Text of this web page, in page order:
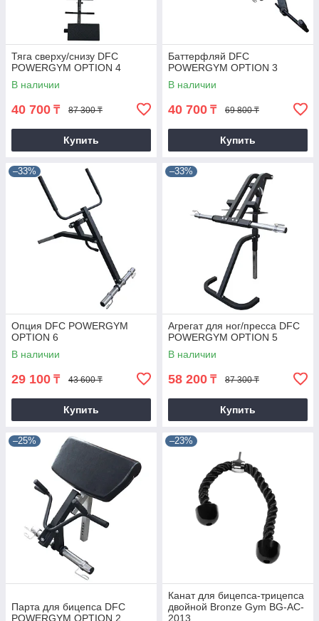
Тяга сверху/снизу DFC
POWERGYM OPTION 4
В наличии
40 700 ₸ 87 300 ₸
Купить
Баттерфляй DFC
POWERGYM OPTION 3
В наличии
40 700 ₸ 69 800 ₸
Купить
–33%
Опция DFC POWERGYM
OPTION 6
В наличии
29 100 ₸ 43 600 ₸
Купить
–33%
Агрегат для ног/пресса DFC
POWERGYM OPTION 5
В наличии
58 200 ₸ 87 300 ₸
Купить
–25%
Парта для бицепса DFC
POWERGYM OPTION 2
–23%
Канат для бицепса-трицепса
двойной Bronze Gym BG-AC-
2013